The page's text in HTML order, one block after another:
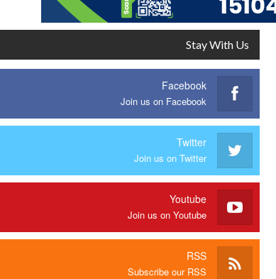
Stay With Us
Facebook
Join us on Facebook
Twitter
Join us on Twitter
Youtube
Join us on Youtube
RSS
Subscribe our RSS